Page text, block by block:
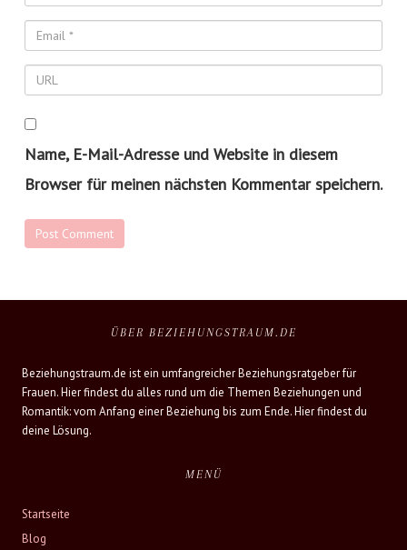
Name, E-Mail-Adresse und Website in diesem
Browser für meinen nächsten Kommentar speichern.
ÜBER BEZIEHUNGSTRAUM.DE
Beziehungstraum.de ist ein umfangreicher Beziehungsratgeber für
Frauen. Hier findest du alles rund um die Themen Beziehungen und
Romantik: vom Anfang einer Beziehung bis zum Ende. Hier findest du
deine Lösung.
MENÜ
Startseite
Blog